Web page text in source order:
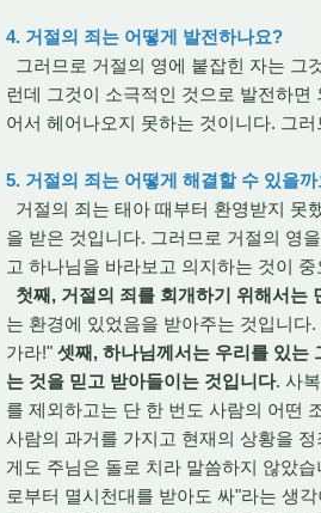
4. 거절의 죄는 어떻게 발전하나요?
그러므로 거절의 영에 붙잡힌 자는 그
런데 그것이 소극적인 것으로 발전하
어서 헤어나오지 못하는 것이니다. 그
5. 거절의 죄는 어떻게 해결할 수 있을
거절의 죄는 태아 때부터 환영받지 못
을 받은 것입니다. 그러므로 거절의 영
고 하나님을 바라보고 의지하는 것이 중
첫째, 거절의 죄를 회개하기 위해서는
는 환경에 있었음을 받아주는 것입니다.
가라!" 셋째, 하나님께서는 우리를 있는
는 것을 믿고 받아들이는 것입니다. 사
를 제외하고는 단 한 번도 사람의 어떤
사람의 과거를 가지고 현재의 상황을
게도 주님은 돌로 치라 말씀하지 않았
로부터 멸시천대를 받아도 싸"라는 생